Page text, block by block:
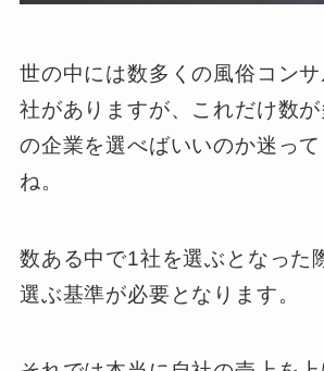
世の中には数多くの風俗コン
社がありますが、これだけ数
の企業を選べばいいのか迷って
ね。
数ある中で1社を選ぶとなった
選ぶ基準が必要となります。